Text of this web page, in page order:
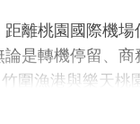
離桃園國際機
是轉機停留、
圍漁港與樂天桃